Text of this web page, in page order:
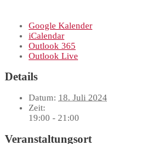
Google Kalender
iCalendar
Outlook 365
Outlook Live
Details
Datum: 18. Juli 2024
Zeit:
19:00 - 21:00
Veranstaltungsort